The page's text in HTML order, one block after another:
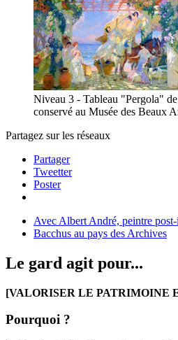
Niveau 3 - Tableau "Pergola"
conservé au Musée des Beaux
Partagez sur les réseaux
Partager
Tweetter
Poster
Avec Albert André, peintre
Bacchus au pays des Archives
Le gard agit pour...
[VALORISER LE PATRIMOINE
Pourquoi ?